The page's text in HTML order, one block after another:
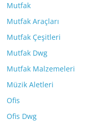
Mutfak
Mutfak Araçları
Mutfak Çeşitleri
Mutfak Dwg
Mutfak Malzemeleri
Müzik Aletleri
Ofis
Ofis Dwg